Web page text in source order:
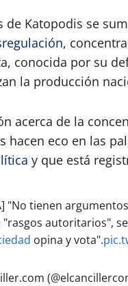
de Katopodis se
,
conocida por su
la producción
acerca de la
hacen eco en las
y que está
"No tienen
"rasgos autoritarios",
opina y vota".